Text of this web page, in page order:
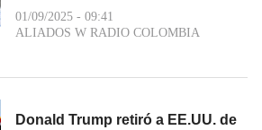
01/09/2025 - 09:41
ALIADOS W RADIO COLOMBIA
Donald Trump retiró a EE.UU. de